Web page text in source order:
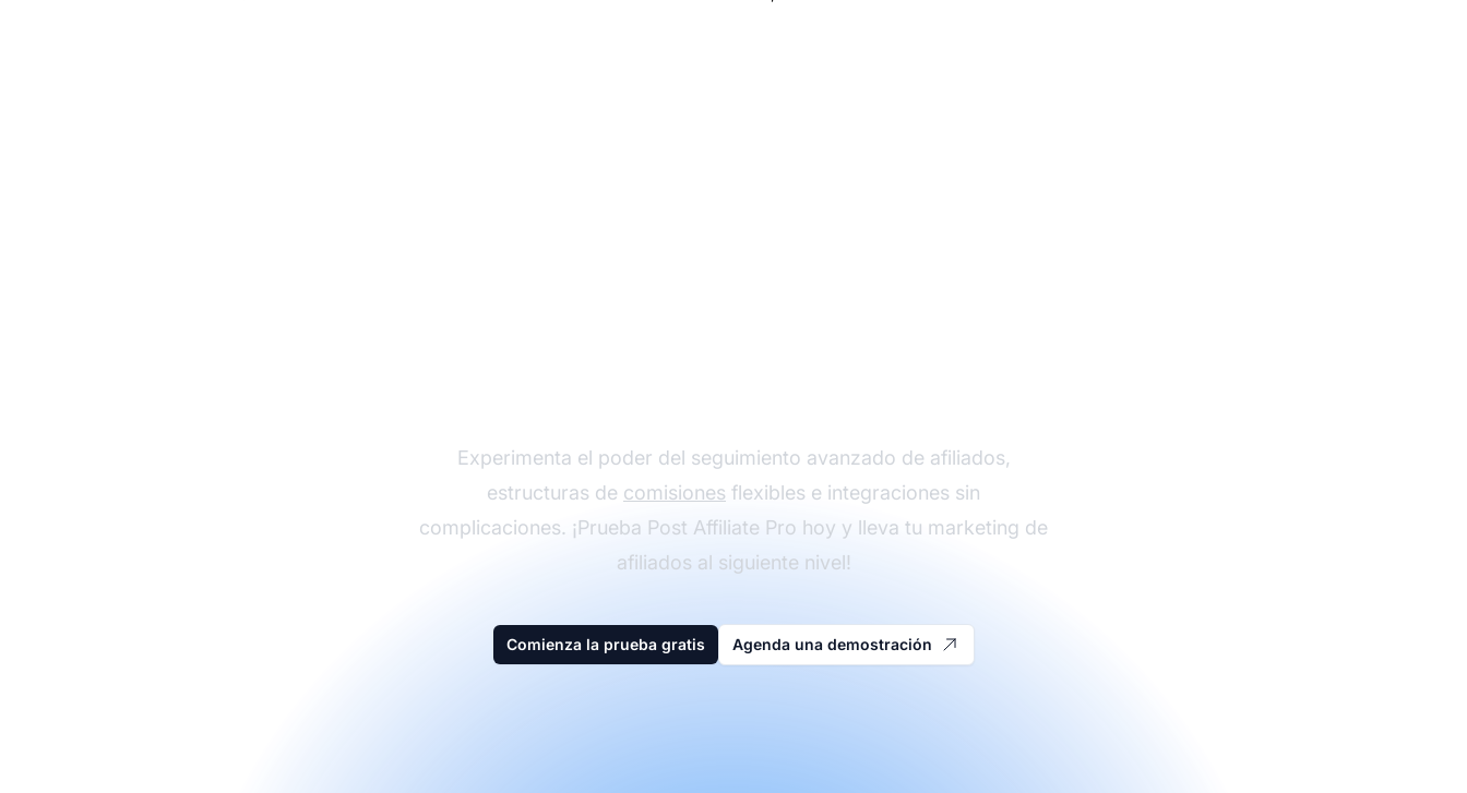
Experimenta el poder del seguimiento avanzado de afiliados,
estructuras de comisiones flexibles e integraciones sin
complicaciones. ¡Prueba Post Affiliate Pro hoy y lleva tu marketing de
afiliados al siguiente nivel!
Comienza la prueba gratis Agenda una demostración